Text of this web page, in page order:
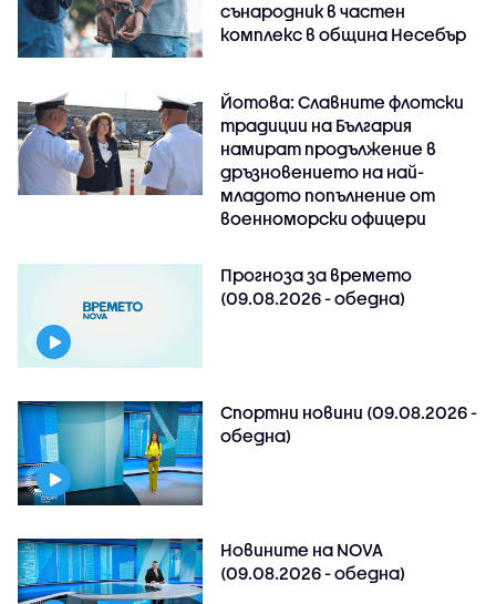
сънародник в частен
комплекс в община Несебър
Йотова: Славните флотски
традиции на България
намират продължение в
дръзновението на най-
младото попълнение от
военноморски офицери
Прогноза за времето
(09.08.2026 - обедна)
Спортни новини (09.08.2026 -
обедна)
Новините на NOVA
(09.08.2026 - обедна)